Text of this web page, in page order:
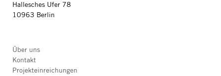
Hallesches Ufer 78
10963 Berlin
Über uns
Kontakt
Projekteinreichungen